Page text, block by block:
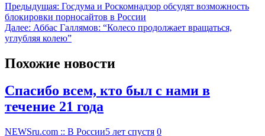
Предыдущая: Госдума и Роскомнадзор обсудят возможность
блокировки порносайтов в России
Далее: Аббас Галлямов: “Колесо продолжает вращаться,
углубляя колею”
Похожие новости
Спасибо всем, кто был с нами в
течение 21 года
NEWSru.com :: В России5 лет спустя 0